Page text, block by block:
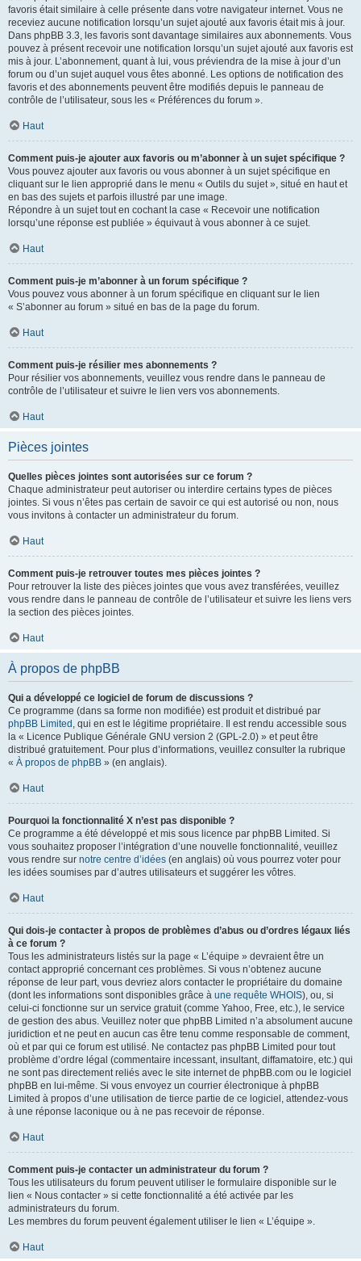
favoris était similaire à celle présente dans votre navigateur internet. Vous ne
receviez aucune notification lorsqu’un sujet ajouté aux favoris était mis à jour.
Dans phpBB 3.3, les favoris sont davantage similaires aux abonnements. Vous
pouvez à présent recevoir une notification lorsqu’un sujet ajouté aux favoris est
mis à jour. L’abonnement, quant à lui, vous préviendra de la mise à jour d’un
forum ou d’un sujet auquel vous êtes abonné. Les options de notification des
favoris et des abonnements peuvent être modifiés depuis le panneau de
contrôle de l’utilisateur, sous les « Préférences du forum ».
Haut
Comment puis-je ajouter aux favoris ou m’abonner à un sujet spécifique ?
Vous pouvez ajouter aux favoris ou vous abonner à un sujet spécifique en
cliquant sur le lien approprié dans le menu « Outils du sujet », situé en haut et
en bas des sujets et parfois illustré par une image.
Répondre à un sujet tout en cochant la case « Recevoir une notification
lorsqu’une réponse est publiée » équivaut à vous abonner à ce sujet.
Haut
Comment puis-je m’abonner à un forum spécifique ?
Vous pouvez vous abonner à un forum spécifique en cliquant sur le lien
« S’abonner au forum » situé en bas de la page du forum.
Haut
Comment puis-je résilier mes abonnements ?
Pour résilier vos abonnements, veuillez vous rendre dans le panneau de
contrôle de l’utilisateur et suivre le lien vers vos abonnements.
Haut
Pièces jointes
Quelles pièces jointes sont autorisées sur ce forum ?
Chaque administrateur peut autoriser ou interdire certains types de pièces
jointes. Si vous n’êtes pas certain de savoir ce qui est autorisé ou non, nous
vous invitons à contacter un administrateur du forum.
Haut
Comment puis-je retrouver toutes mes pièces jointes ?
Pour retrouver la liste des pièces jointes que vous avez transférées, veuillez
vous rendre dans le panneau de contrôle de l’utilisateur et suivre les liens vers
la section des pièces jointes.
Haut
À propos de phpBB
Qui a développé ce logiciel de forum de discussions ?
Ce programme (dans sa forme non modifiée) est produit et distribué par
phpBB Limited , qui en est le légitime propriétaire. Il est rendu accessible sous
la « Licence Publique Générale GNU version 2 (GPL-2.0) » et peut être
distribué gratuitement. Pour plus d’informations, veuillez consulter la rubrique
« À propos de phpBB » (en anglais).
Haut
Pourquoi la fonctionnalité X n’est pas disponible ?
Ce programme a été développé et mis sous licence par phpBB Limited. Si
vous souhaitez proposer l’intégration d’une nouvelle fonctionnalité, veuillez
vous rendre sur notre centre d’idées (en anglais) où vous pourrez voter pour
les idées soumises par d’autres utilisateurs et suggérer les vôtres.
Haut
Qui dois-je contacter à propos de problèmes d’abus ou d’ordres légaux liés
à ce forum ?
Tous les administrateurs listés sur la page « L’équipe » devraient être un
contact approprié concernant ces problèmes. Si vous n’obtenez aucune
réponse de leur part, vous devriez alors contacter le propriétaire du domaine
(dont les informations sont disponibles grâce à une requête WHOIS), ou, si
celui-ci fonctionne sur un service gratuit (comme Yahoo, Free, etc.), le service
de gestion des abus. Veuillez noter que phpBB Limited n’a absolument aucune
juridiction et ne peut en aucun cas être tenu comme responsable de comment,
où et par qui ce forum est utilisé. Ne contactez pas phpBB Limited pour tout
problème d’ordre légal (commentaire incessant, insultant, diffamatoire, etc.) qui
ne sont pas directement reliés avec le site internet de phpBB.com ou le logiciel
phpBB en lui-même. Si vous envoyez un courrier électronique à phpBB
Limited à propos d’une utilisation de tierce partie de ce logiciel, attendez-vous
à une réponse laconique ou à ne pas recevoir de réponse.
Haut
Comment puis-je contacter un administrateur du forum ?
Tous les utilisateurs du forum peuvent utiliser le formulaire disponible sur le
lien « Nous contacter » si cette fonctionnalité a été activée par les
administrateurs du forum.
Les membres du forum peuvent également utiliser le lien « L’équipe ».
Haut